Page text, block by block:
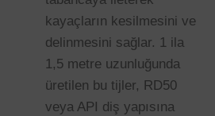
kayaçların kesilmesini ve
delinmesini sağlar. 1 ila
1,5 metre uzunluğunda
üretilen bu tijler, RD50
veya API diş yapısına